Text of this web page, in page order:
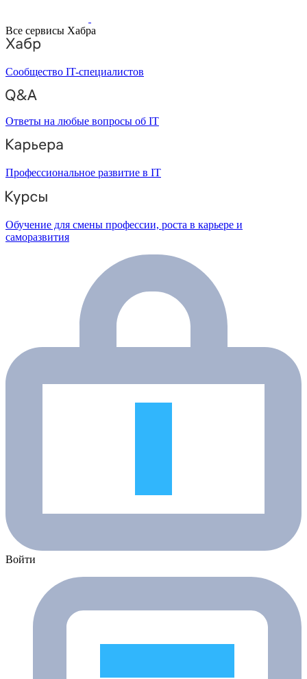
Все сервисы Хабра
Сообщество IT-специалистов
Ответы на любые вопросы об IT
Профессиональное развитие в IT
Обучение для смены профессии, роста в карьере и
саморазвития
Войти